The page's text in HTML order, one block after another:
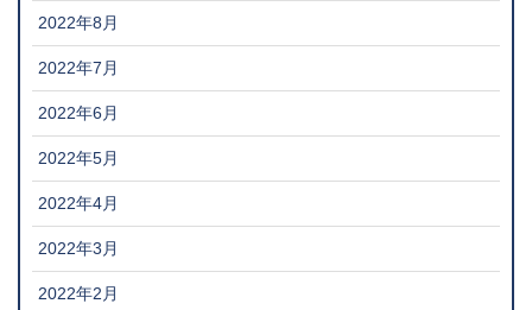
2022年8月
2022年7月
2022年6月
2022年5月
2022年4月
2022年3月
2022年2月